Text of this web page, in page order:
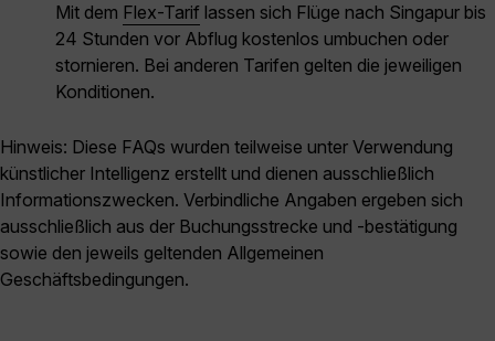
Mit dem Flex-Tarif lassen sich Flüge nach Singapur bis
24 Stunden vor Abflug kostenlos umbuchen oder
stornieren. Bei anderen Tarifen gelten die jeweiligen
Konditionen.
Hinweis: Diese FAQs wurden teilweise unter Verwendung
künstlicher Intelligenz erstellt und dienen ausschließlich
Informationszwecken. Verbindliche Angaben ergeben sich
ausschließlich aus der Buchungsstrecke und -bestätigung
sowie den jeweils geltenden Allgemeinen
Geschäftsbedingungen.